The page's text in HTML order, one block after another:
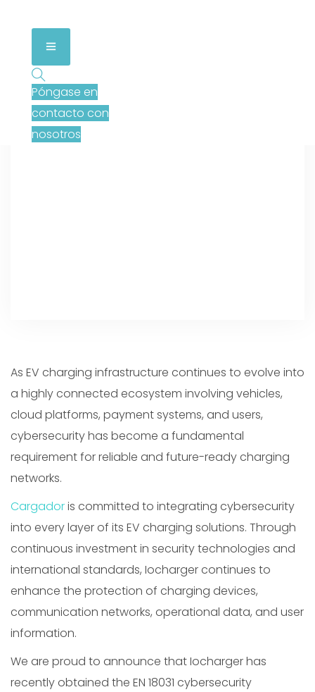
Póngase en
contacto con
nosotros
As EV charging infrastructure continues to evolve into
a highly connected ecosystem involving vehicles,
cloud platforms, payment systems, and users,
cybersecurity has become a fundamental
requirement for reliable and future-ready charging
networks.
Cargadoris committed to integrating cybersecurity
into every layer of its EV charging solutions. Through
continuous investment in security technologies and
international standards, Iocharger continues to
enhance the protection of charging devices,
communication networks, operational data, and user
information.
We are proud to announce that Iocharger has
recently obtained the EN 18031 cybersecurity